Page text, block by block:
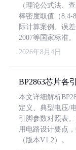
（理论公式法、
棒密度取值（8.4-
际计算案例、误
2007等国家标准。
2026年8月4日
BP2863芯片各
本文详细解析
定义、典型电压/
引脚参数对照表
用电路设计要点
（版本V1.2）。